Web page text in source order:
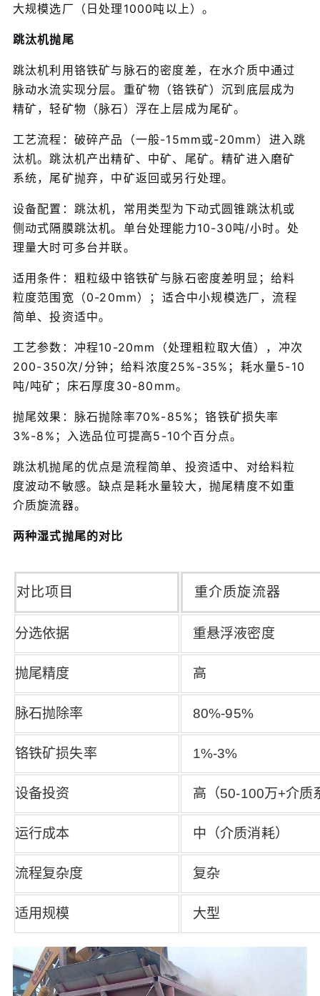
大规模选厂（日处理1000吨以上）。
跳汰机抛尾
跳汰机利用铬铁矿与脉石的密度差，在水介质中通过
脉动水流实现分层。重矿物（铬铁矿）沉到底层成为
精矿，轻矿物（脉石）浮在上层成为尾矿。
工艺流程：破碎产品（一般-15mm或-20mm）进入跳
汰机。跳汰机产出精矿、中矿、尾矿。精矿进入磨矿
系统，尾矿抛弃，中矿返回或另行处理。
设备配置：跳汰机，常用类型为下动式圆锥跳汰机或
侧动式隔膜跳汰机。单台处理能力10-30吨/小时。处
理量大时可多台并联。
适用条件：粗粒级中铬铁矿与脉石密度差明显；给料
粒度范围宽（0-20mm）；适合中小规模选厂，流程
简单、投资适中。
工艺参数：冲程10-20mm（处理粗粒取大值），冲次
200-350次/分钟；给料浓度25%-35%；耗水量5-10
吨/吨矿；床石厚度30-80mm。
抛尾效果：脉石抛除率70%-85%；铬铁矿损失率
3%-8%；入选品位可提高5-10个百分点。
跳汰机抛尾的优点是流程简单、投资适中、对给料粒
度波动不敏感。缺点是耗水量较大，抛尾精度不如重
介质旋流器。
两种湿式抛尾的对比
对比项目 重介质旋流器
分选依据 重悬浮液密度
抛尾精度 高
脉石抛除率 80%-95%
铬铁矿损失率 1%-3%
设备投资 高（50-100万+介质
运行成本 中（介质消耗）
流程复杂度 复杂
适用规模 大型